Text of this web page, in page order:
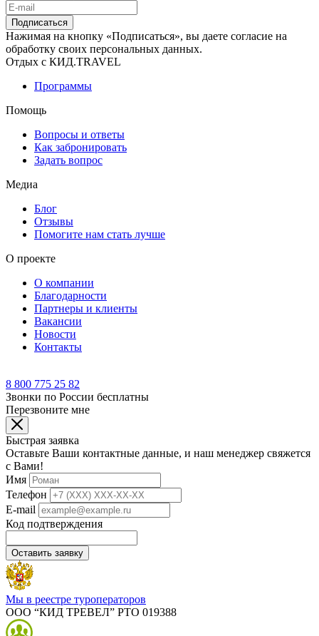
Подписаться
Нажимая на кнопку «Подписаться», вы даете согласие на
обработку своих персональных данных.
Отдых с КИД.TRAVEL
Программы
Помощь
Вопросы и ответы
Как забронировать
Задать вопрос
Медиа
Блог
Отзывы
Помогите нам стать лучше
О проекте
О компании
Благодарности
Партнеры и клиенты
Вакансии
Новости
Контакты
8 800 775 25 82
Звонки по России бесплатны
Перезвоните мне
Быстрая заявка
Оставьте Ваши контактные данные, и наш менеджер свяжется
с Вами!
Имя
Телефон
E-mail
Код подтверждения
Оставить заявку
Мы в реестре туроператоров
ООО “КИД ТРЕВЕЛ” РТО 019388